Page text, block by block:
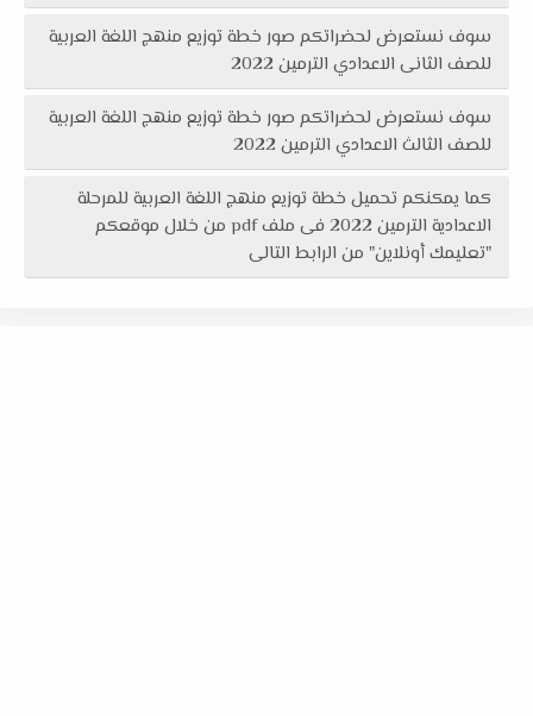
سوف نستعرض لحضراتكم صور خطة توزيع منهج اللغة العربية
للصف الثانى الاعدادي الترمين 2022
سوف نستعرض لحضراتكم صور خطة توزيع منهج اللغة العربية
للصف الثالث الاعدادي الترمين 2022
كما يمكنكم تحميل خطة توزيع منهج اللغة العربية للمرحلة
الاعدادية الترمين 2022 فى ملف pdf من خلال موقعكم
"تعليمك أونلاين" من الرابط التالى